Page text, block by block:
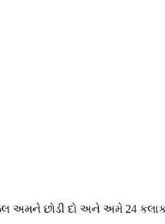
અમને છોડી દો અને અમે 24